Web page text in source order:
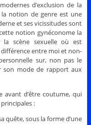
d’exclusion de la
notion de genre est une
et ses vicissitudes sont
notion gynéconome la
la scène sexuelle où est
entre moi et non-
sur, non pas le
son mode de rapport aux
avant d’être coutume, qui
:
quête, sous la forme d’une